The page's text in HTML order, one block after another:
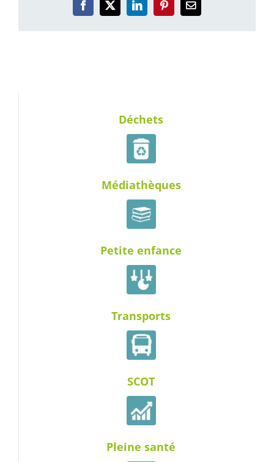
Facebook
X LinkedInPinterestEmail
Déchets
Médiathèques
Petite enfance
Transports
SCOT
Pleine santé